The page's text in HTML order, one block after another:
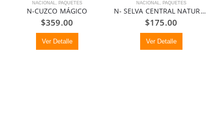
NACIONAL, PAQUETES
N-CUZCO MÁGICO
$359.00
Ver Detalle
NACIONAL, PAQUETES
N- SELVA CENTRAL NATURALEZA Y CULTURAS VIVAS
$175.00
Ver Detalle